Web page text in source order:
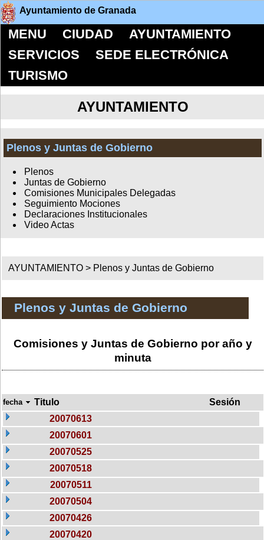
Ayuntamiento de Granada
MENU CIUDAD
AYUNTAMIENTO
SERVICIOS
SEDE ELECTRÓNICA
TURISMO
AYUNTAMIENTO
Plenos y Juntas de Gobierno
Plenos
Juntas de Gobierno
Comisiones Municipales Delegadas
Seguimiento Mociones
Declaraciones Institucionales
Video Actas
AYUNTAMIENTO > Plenos y Juntas de Gobierno
Plenos y Juntas de Gobierno
Comisiones y Juntas de Gobierno por año y
minuta
fecha Titulo
Sesión
20070613
20070601
20070525
20070518
20070511
20070504
20070426
20070420